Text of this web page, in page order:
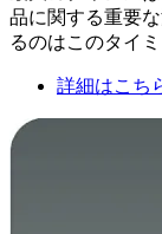
品に関する重要
るのはこのタイミ
詳細はこち